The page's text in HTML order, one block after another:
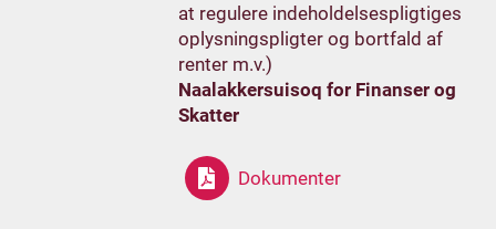
at regulere indeholdelsespligtiges
oplysningspligter og bortfald af
renter m.v.)
Naalakkersuisoq for Finanser og
Skatter
Dokumenter